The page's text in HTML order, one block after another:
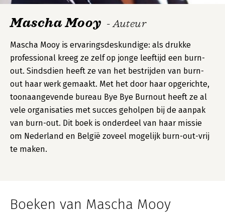
Mascha Mooy - Auteur
Mascha Mooy is ervaringsdeskundige: als drukke
professional kreeg ze zelf op jonge leeftijd een burn-
out. Sindsdien heeft ze van het bestrijden van burn-
out haar werk gemaakt. Met het door haar opgerichte,
toonaangevende bureau Bye Bye Burnout heeft ze al
vele organisaties met succes geholpen bij de aanpak
van burn-out. Dit boek is onderdeel van haar missie
om Nederland en België zoveel mogelijk burn-out-vrij
te maken.
Boeken van Mascha Mooy